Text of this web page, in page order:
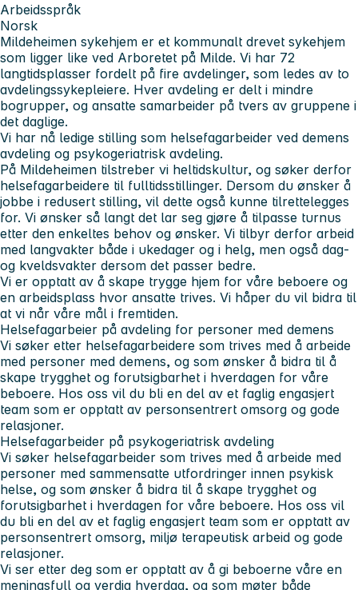
Arbeidsspråk
Norsk
Mildeheimen sykehjem er et kommunalt drevet sykehjem
som ligger like ved Arboretet på Milde. Vi har 72
langtidsplasser fordelt på fire avdelinger, som ledes av to
avdelingssykepleiere. Hver avdeling er delt i mindre
bogrupper, og ansatte samarbeider på tvers av gruppene i
det daglige.
Vi har nå ledige stilling som helsefagarbeider ved demens
avdeling og psykogeriatrisk avdeling.
På Mildeheimen tilstreber vi heltidskultur, og søker derfor
helsefagarbeidere til fulltidsstillinger. Dersom du ønsker å
jobbe i redusert stilling, vil dette også kunne tilrettelegges
for. Vi ønsker så langt det lar seg gjøre å tilpasse turnus
etter den enkeltes behov og ønsker. Vi tilbyr derfor arbeid
med langvakter både i ukedager og i helg, men også dag-
og kveldsvakter dersom det passer bedre.
Vi er opptatt av å skape trygge hjem for våre beboere og
en arbeidsplass hvor ansatte trives. Vi håper du vil bidra til
at vi når våre mål i fremtiden.
Helsefagarbeier på avdeling for personer med demens
Vi søker etter helsefagarbeidere som trives med å arbeide
med personer med demens, og som ønsker å bidra til å
skape trygghet og forutsigbarhet i hverdagen for våre
beboere. Hos oss vil du bli en del av et faglig engasjert
team som er opptatt av personsentrert omsorg og gode
relasjoner.
Helsefagarbeider på psykogeriatrisk avdeling
Vi søker helsefagarbeider som trives med å arbeide med
personer med sammensatte utfordringer innen psykisk
helse, og som ønsker å bidra til å skape trygghet og
forutsigbarhet i hverdagen for våre beboere. Hos oss vil
du bli en del av et faglig engasjert team som er opptatt av
personsentrert omsorg, miljø terapeutisk arbeid og gode
relasjoner.
Vi ser etter deg som er opptatt av å gi beboerne våre en
meningsfull og verdig hverdag, og som møter både